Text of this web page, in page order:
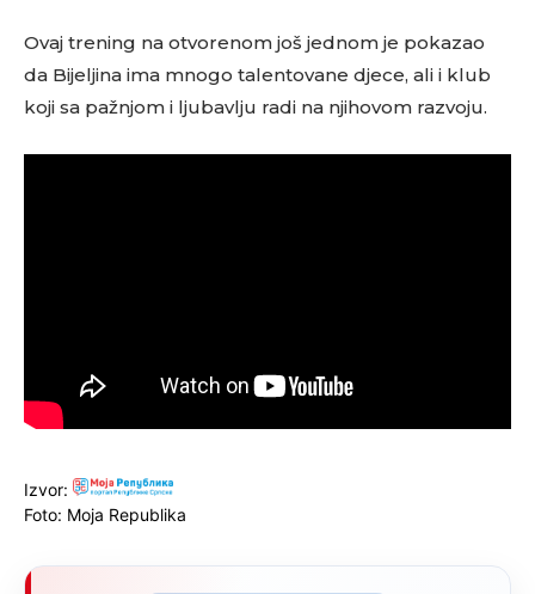
Ovaj trening na otvorenom još jednom je pokazao
da Bijeljina ima mnogo talentovane djece, ali i klub
koji sa pažnjom i ljubavlju radi na njihovom razvoju.
Izvor:
Foto: Moja Republika